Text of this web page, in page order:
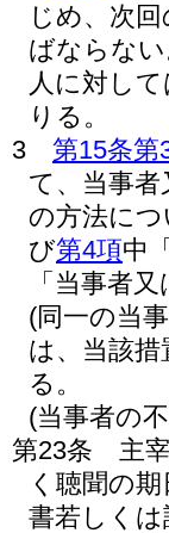
じめ、次
ばならな
人に対し
りる。
3
第15条第
て、当事
の方法に
び第4項中
「当事者
(同一の当
は、当該
る。
(当事者の
第23条
主
く聴聞の
書若しく